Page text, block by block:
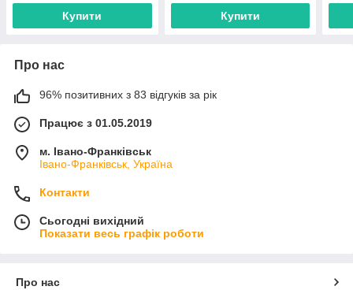
Купити Купити
Про нас
96% позитивних з 83 відгуків за рік
Працює з 01.05.2019
м. Івано-Франківськ
Івано-Франківськ, Україна
Контакти
Сьогодні вихідний
Показати весь графік роботи
Про нас